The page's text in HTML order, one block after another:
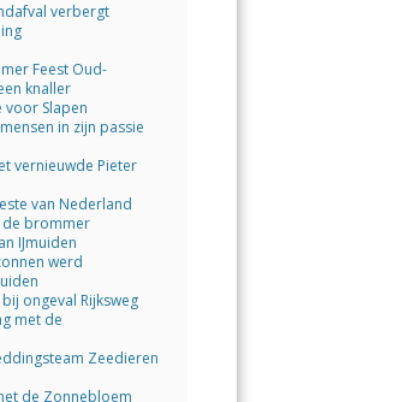
verbergt
Feest Oud-
knaller
voor Slapen
in zijn passie
vernieuwde Pieter
van Nederland
de brommer
IJmuiden
werd
ongeval Rijksweg
met de
Zeedieren
de Zonnebloem